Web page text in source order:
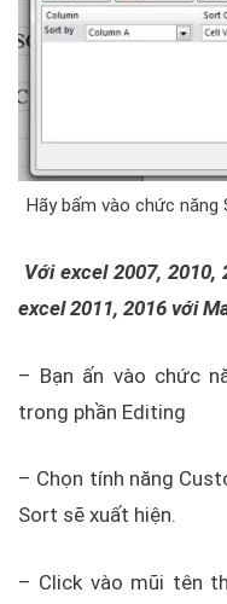
Hãy bấm vào chức
Với excel 2007, 2010,
excel 2011, 2016 với
– Bạn ấn vào chức
trong phần Editing
– Chọn tính năng
Sort sẽ xuất hiện.
– Click vào mũi tên